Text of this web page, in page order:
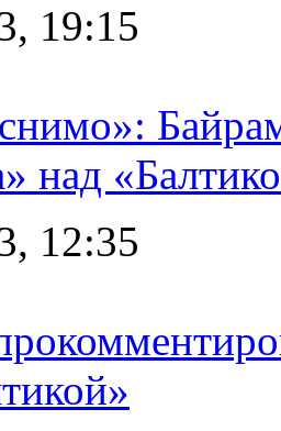
19:15
над
12:35